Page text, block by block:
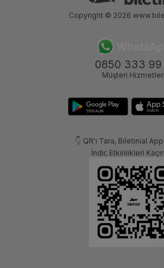
0850 333 99
Müşteri Hizmetleri
👇 QR'ı Tara, Biletinial
İndir, Etkinlikleri
Copyright © 2026